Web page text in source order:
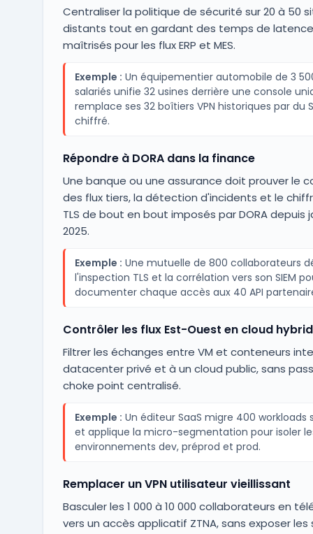
Centraliser la politique de sécurité sur 20 à 50
distants tout en gardant des temps de latence
maîtrisés pour les flux ERP et MES.
Exemple : Un équipementier automobile de 3
salariés unifie 32 usines derrière une console
remplace ses 32 boîtiers VPN historiques par du
chiffré.
Répondre à DORA dans la finance
Une banque ou une assurance doit prouver le
des flux tiers, la détection d'incidents et le
TLS de bout en bout imposés par DORA depuis
2025.
Exemple : Une mutuelle de 800 collaborateurs
l'inspection TLS et la corrélation vers son SIEM
documenter chaque accès aux 40 API
Contrôler les flux Est-Ouest en cloud
Filtrer les échanges entre VM et conteneurs
datacenter privé et à un cloud public, sans
choke point centralisé.
Exemple : Un éditeur SaaS migre 400 workloads
et applique la micro-segmentation pour isoler
environnements dev, préprod et prod.
Remplacer un VPN utilisateur vieillissant
Basculer les 1 000 à 10 000 collaborateurs en
vers un accès applicatif ZTNA, sans exposer les